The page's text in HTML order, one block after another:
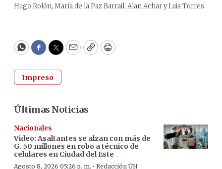
Hugo Rolón, María de la Paz Barrail, Alan Achar y Luis Torres.
WhatsApp
Facebook
Twitter
EmailCopyPrint
Impreso
Últimas Noticias
Nacionales
Video: Asaltantes se alzan con más de
G. 50 millones en robo a técnico de
celulares en Ciudad del Este
Agosto 8, 2026 05:26 p. m. · Redacción ÚH